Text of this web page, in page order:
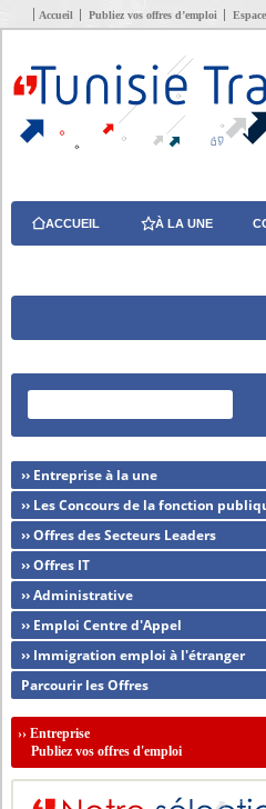
Accueil Publiez vos offres d’emploi
ACCUEIL À LA UNE
›› Entreprise à la une
›› Les Concours de la fonction
›› Offres des Secteurs Leaders
›› Offres IT
›› Administrative
›› Emploi Centre d'Appel
›› Immigration emploi à l'étranger
Parcourir les Offres
››Entreprise
Publiez vos offres d'emploi